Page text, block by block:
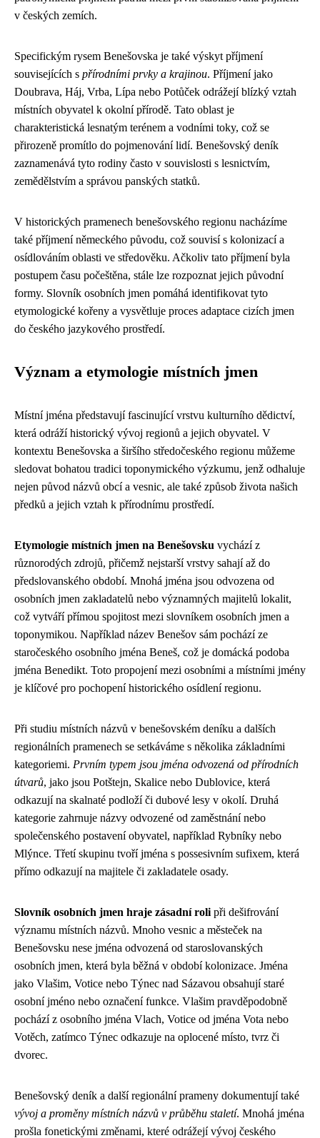
v českých zemích.
Specifickým rysem Benešovska je také výskyt příjmení
souvisejících s přírodními prvky a krajinou. Příjmení jako
Doubrava, Háj, Vrba, Lípa nebo Potůček odrážejí blízký vztah
místních obyvatel k okolní přírodě. Tato oblast je
charakteristická lesnatým terénem a vodními toky, což se
přirozeně promítlo do pojmenování lidí. Benešovský deník
zaznamenává tyto rodiny často v souvislosti s lesnictvím,
zemědělstvím a správou panských statků.
V historických pramenech benešovského regionu nacházíme
také příjmení německého původu, což souvisí s kolonizací a
osídlováním oblasti ve středověku. Ačkoliv tato příjmení byla
postupem času počeštěna, stále lze rozpoznat jejich původní
formy. Slovník osobních jmen pomáhá identifikovat tyto
etymologické kořeny a vysvětluje proces adaptace cizích jmen
do českého jazykového prostředí.
Význam a etymologie místních jmen
Místní jména představují fascinující vrstvu kulturního dědictví,
která odráží historický vývoj regionů a jejich obyvatel. V
kontextu Benešovska a širšího středočeského regionu můžeme
sledovat bohatou tradici toponymického výzkumu, jenž odhaluje
nejen původ názvů obcí a vesnic, ale také způsob života našich
předků a jejich vztah k přírodnímu prostředí.
Etymologie místních jmen na Benešovsku vychází z
různorodých zdrojů, přičemž nejstarší vrstvy sahají až do
předslovanského období. Mnohá jména jsou odvozena od
osobních jmen zakladatelů nebo významných majitelů lokalit,
což vytváří přímou spojitost mezi slovníkem osobních jmen a
toponymikou. Například název Benešov sám pochází ze
staročeského osobního jména Beneš, což je domácká podoba
jména Benedikt. Toto propojení mezi osobními a místními jmény
je klíčové pro pochopení historického osídlení regionu.
Při studiu místních názvů v benešovském deníku a dalších
regionálních pramenech se setkáváme s několika základními
kategoriemi. Prvním typem jsou jména odvozená od přírodních
útvarů, jako jsou Potštejn, Skalice nebo Dublovice, která
odkazují na skalnaté podloží či dubové lesy v okolí. Druhá
kategorie zahrnuje názvy odvozené od zaměstnání nebo
společenského postavení obyvatel, například Rybníky nebo
Mlýnce. Třetí skupinu tvoří jména s possesivním sufixem, která
přímo odkazují na majitele či zakladatele osady.
Slovník osobních jmen hraje zásadní roli při dešifrování
významu místních názvů. Mnoho vesnic a městeček na
Benešovsku nese jména odvozená od staroslovanských
osobních jmen, která byla běžná v období kolonizace. Jména
jako Vlašim, Votice nebo Týnec nad Sázavou obsahují staré
osobní jméno nebo označení funkce. Vlašim pravděpodobně
pochází z osobního jména Vlach, Votice od jména Vota nebo
Votěch, zatímco Týnec odkazuje na oplocené místo, tvrz či
dvorec.
Benešovský deník a další regionální prameny dokumentují také
vývoj a proměny místních názvů v průběhu staletí. Mnohá jména
prošla fonetickými změnami, které odrážejí vývoj českého